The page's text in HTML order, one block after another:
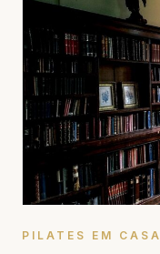
PILATES EM CASA